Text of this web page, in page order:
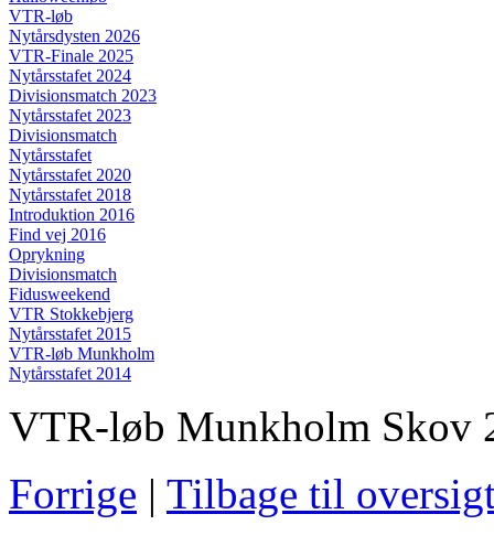
VTR-løb
Nytårsdysten 2026
VTR-Finale 2025
Nytårsstafet 2024
Divisionsmatch 2023
Nytårsstafet 2023
Divisionsmatch
Nytårsstafet
Nytårsstafet 2020
Nytårsstafet 2018
Introduktion 2016
Find vej 2016
Oprykning
Divisionsmatch
Fidusweekend
VTR Stokkebjerg
Nytårsstafet 2015
VTR-løb Munkholm
Nytårsstafet 2014
VTR-løb Munkholm Skov
Forrige | Tilbage til